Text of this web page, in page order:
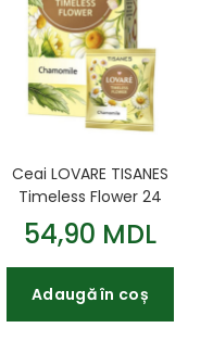
Ceai LOVARE TISANES
Timeless Flower 24
plicuri cu ceai de
mușețel
54,90 MDL
Adaugă în coș